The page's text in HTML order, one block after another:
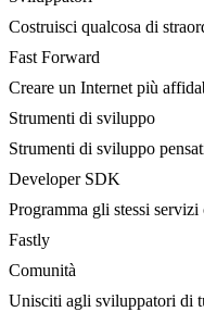
Costruisci qualcosa di
Fast Forward
Creare un Internet più
Strumenti di sviluppo
Strumenti di sviluppo
Developer SDK
Programma gli stessi
Fastly
Comunità
Unisciti agli sviluppatori di